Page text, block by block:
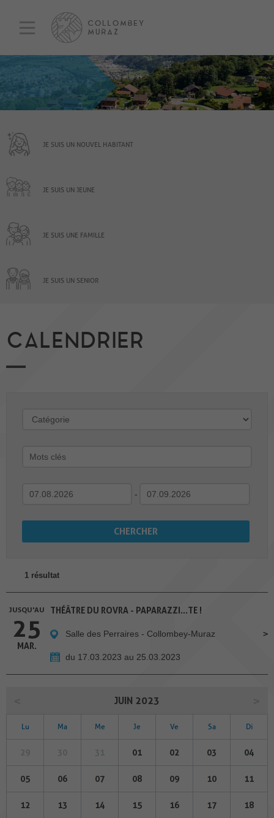
JE SUIS UN NOUVEL HABITANT
JE SUIS UN JEUNE
JE SUIS UNE FAMILLE
JE SUIS UN SENIOR
CALENDRIER
-
1 résultat
JUSQU'AU
25
MAR.
THÉÂTRE DU ROVRA - PAPARAZZI...TE !
Salle des Perraires - Collombey-Muraz
du 17.03.2023 au 25.03.2023
JUIN 2023
Lu Ma Me Je Ve Sa Di
01 02 03 04
05 06 07 08 09 10 11
12 13 14 15 16 17 18